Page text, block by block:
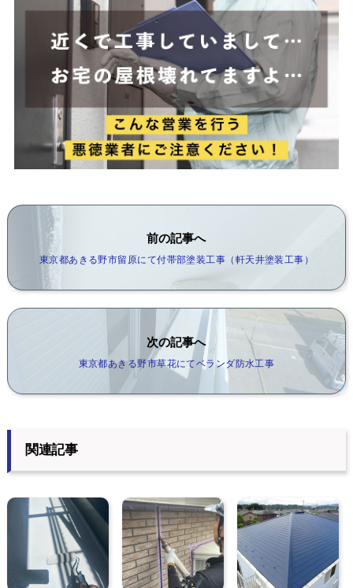
前の記事へ
東京都あきる野市留原にて付帯部塗装工事（軒天井塗装工事）
次の記事へ
東京都あきる野市草花にてベランダ防水工事
関連記事